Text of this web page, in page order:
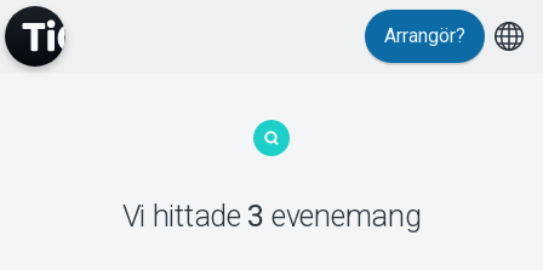
MyTickster
Arrangör?
Vi hittade 3 evenemang